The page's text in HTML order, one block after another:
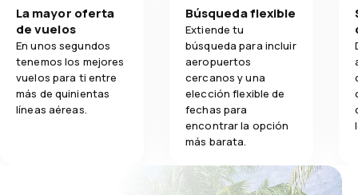
Comidas 5,0 Transporte
La mayor oferta
de vuelos
En unos segundos
tenemos los mejores
vuelos para ti entre
más de quinientas
líneas aéreas.
Búsqueda flexible
Extiende tu
búsqueda para incluir
aeropuertos
cercanos y una
elección flexible de
fechas para
encontrar la opción
más barata.